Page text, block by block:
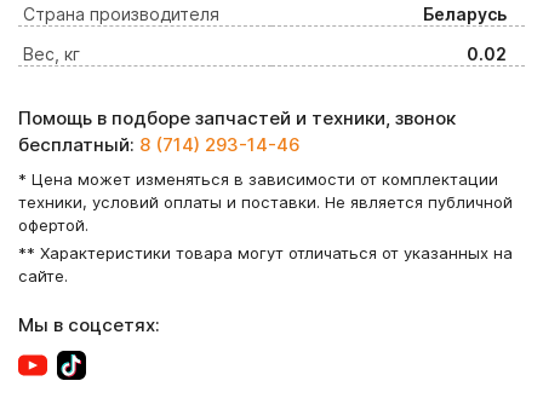
Страна производителя
Беларусь
Вес, кг
0.02
Помощь в подборе запчастей и техники, звонок
бесплатный: 8 (714) 293-14-46
* Цена может изменяться в зависимости от комплектации
техники, условий оплаты и поставки. Не является публичной
офертой.
** Характеристики товара могут отличаться от указанных на
сайте.
Мы в соцсетях: